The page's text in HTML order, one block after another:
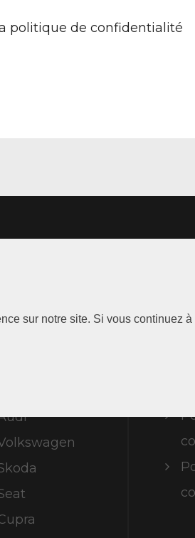
sur notre site. Si vous continuez
politique de confidentialité